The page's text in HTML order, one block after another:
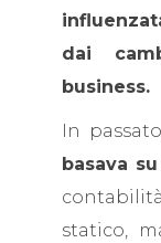
dai
business.
In
basava
statico,